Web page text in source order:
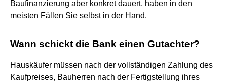
Baufinanzierung aber konkret dauert, haben in den
meisten Fällen Sie selbst in der Hand.
Wann schickt die Bank einen Gutachter?
Hauskäufer müssen nach der vollständigen Zahlung des
Kaufpreises, Bauherren nach der Fertigstellung ihres